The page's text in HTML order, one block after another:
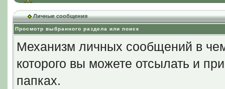
Личные сообщения
Просмотр выбранного раздела или поиск
Механизм личных сообщений в
которого вы можете отсылать и
папках.